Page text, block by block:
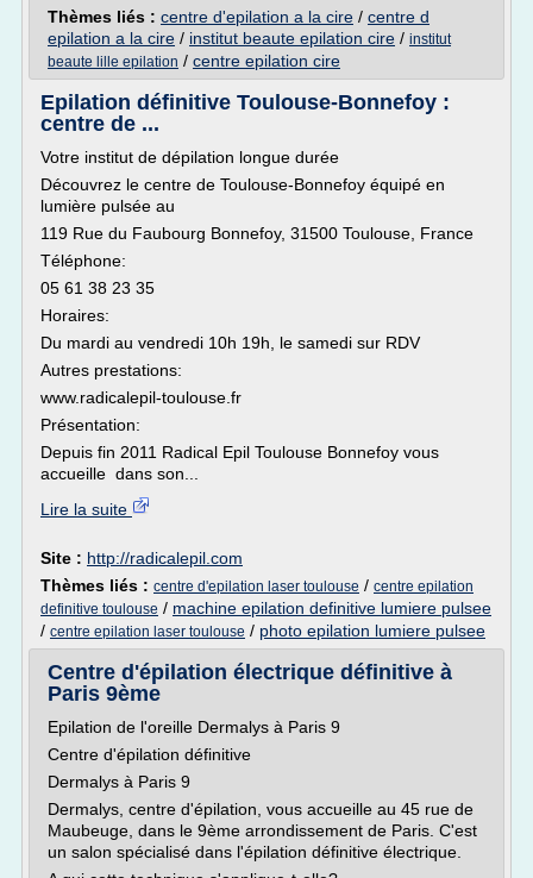
Thèmes liés : centre d'epilation a la cire / centre d
epilation a la cire / institut beaute epilation cire / institut
beaute lille epilation / centre epilation cire
Epilation définitive Toulouse-Bonnefoy :
centre de ...
Votre institut de dépilation longue durée
Découvrez le centre de Toulouse-Bonnefoy équipé en
lumière pulsée au
119 Rue du Faubourg Bonnefoy, 31500 Toulouse, France
Téléphone:
05 61 38 23 35
Horaires:
Du mardi au vendredi 10h 19h, le samedi sur RDV
Autres prestations:
www.radicalepil-toulouse.fr
Présentation:
Depuis fin 2011 Radical Epil Toulouse Bonnefoy vous
accueille dans son...
Lire la suite
Site : http://radicalepil.com
Thèmes liés : centre d'epilation laser toulouse / centre epilation
definitive toulouse / machine epilation definitive lumiere pulsee
/ centre epilation laser toulouse / photo epilation lumiere pulsee
Centre d'épilation électrique définitive à
Paris 9ème
Epilation de l'oreille Dermalys à Paris 9
Centre d'épilation définitive
Dermalys à Paris 9
Dermalys, centre d'épilation, vous accueille au 45 rue de
Maubeuge, dans le 9ème arrondissement de Paris. C'est
un salon spécialisé dans l'épilation définitive électrique.